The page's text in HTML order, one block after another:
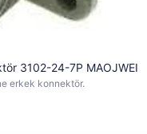
3102-24-7P MAOJWEI
erkek konnektör.